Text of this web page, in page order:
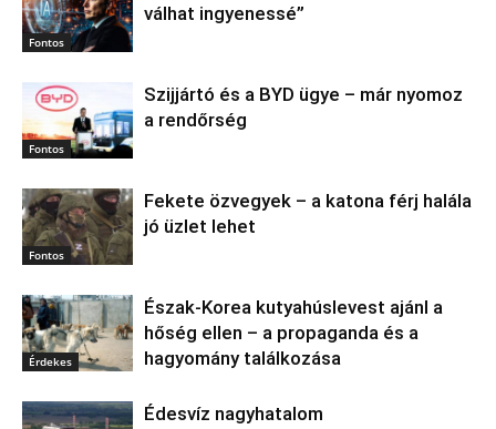
Fontos
válhat ingyenessé”
Fontos
Szijjártó és a BYD ügye – már nyomoz
a rendőrség
Fontos
Fekete özvegyek – a katona férj halála
jó üzlet lehet
Érdekes
Észak‑Korea kutyahúslevest ajánl a
hőség ellen – a propaganda és a
hagyomány találkozása
Édesvíz nagyhatalom